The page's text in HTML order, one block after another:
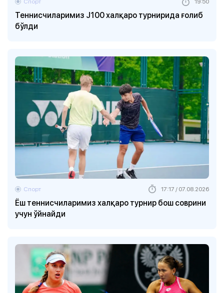
Теннисчиларимиз J100 халқаро турнирида ғолиб
бўлди
Ёш теннисчиларимиз халқаро турнир бош соврини
учун ўйнайди
Спорт 17:17 / 07.08.2026